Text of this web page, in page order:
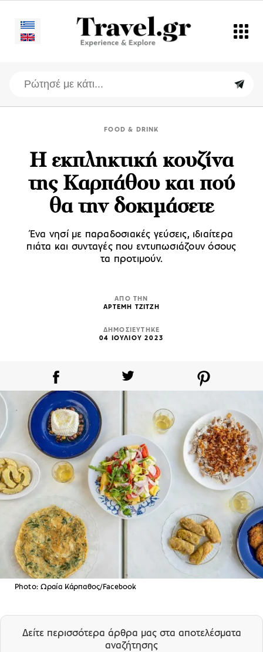
FOOD & DRINK
Η εκπληκτική κουζίνα
της Καρπάθου και πού
θα την δοκιμάσετε
Ένα νησί με παραδοσιακές γεύσεις, ιδιαίτερα
πιάτα και συνταγές που εντυπωσιάζουν όσους
τα προτιμούν.
ΑΠΟ ΤΗΝ
ΑΡΤΕΜΗ ΤΖΙΤΖΗ
ΔΗΜΟΣΙΕΥΤΗΚΕ
04 ΙΟΥΛΙΟΥ 2023
Photo: Ωραία Κάρπαθος/Facebook
Δείτε περισσότερα άρθρα μας στα αποτελέσματα
αναζήτησης